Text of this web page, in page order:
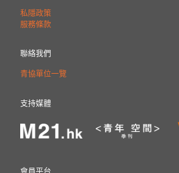
私隱政策
服務條款
聯絡我們
青協單位一覽
支持媒體
會員平台